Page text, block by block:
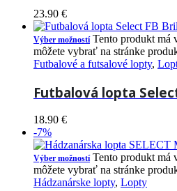
23.90 €
Výber možností Tento produkt má
môžete vybrať na stránke
Futbalové a futsalové lopty,
Futbalová lopta
18.90 €
-7%
Výber možností Tento produkt má
môžete vybrať na stránke
Hádzanárske lopty, Lopty